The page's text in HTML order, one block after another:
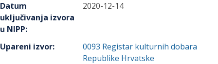
Datum
uključivanja izvora
u NIPP:
2020-12-14
Upareni izvor: 0093 Registar kulturnih dobara
Republike Hrvatske